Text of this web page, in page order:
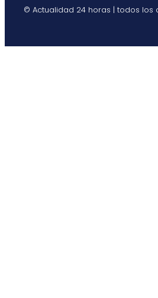
© Actualidad 24 horas | todos los